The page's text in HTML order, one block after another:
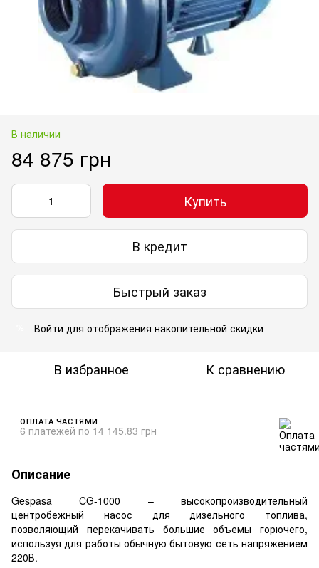
В наличии
84 875 грн
Купить
В кредит
Быстрый заказ
Войти для отображения накопительной скидки
В избранное К сравнению
ОПЛАТА ЧАСТЯМИ
6 платежей по 14 145.83 грн
Описание
Gespasa CG-1000 – высокопроизводительный
центробежный насос для дизельного топлива,
позволяющий перекачивать большие объемы горючего,
используя для работы обычную бытовую сеть напряжением
220В.